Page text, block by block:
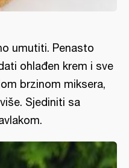
umutiti. Penasto
ohlađen krem i sve
brzinom miksera,
Sjediniti sa